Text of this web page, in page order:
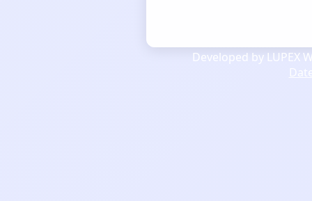
Developed by LUPEX